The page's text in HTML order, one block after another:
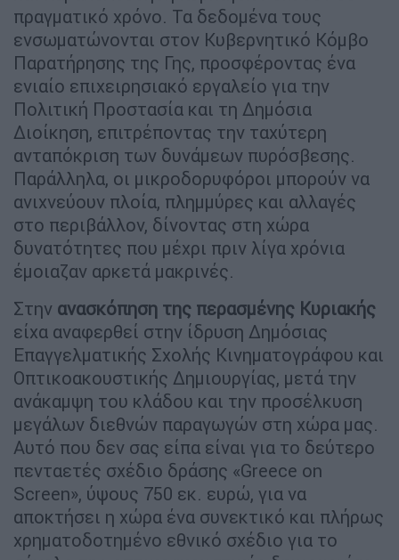
πραγματικό χρόνο. Τα δεδομένα τους
ενσωματώνονται στον Κυβερνητικό Κόμβο
Παρατήρησης της Γης, προσφέροντας ένα
ενιαίο επιχειρησιακό εργαλείο για την
Πολιτική Προστασία και τη Δημόσια
Διοίκηση, επιτρέποντας την ταχύτερη
ανταπόκριση των δυνάμεων πυρόσβεσης.
Παράλληλα, οι μικροδορυφόροι μπορούν να
ανιχνεύουν πλοία, πλημμύρες και αλλαγές
στο περιβάλλον, δίνοντας στη χώρα
δυνατότητες που μέχρι πριν λίγα χρόνια
έμοιαζαν αρκετά μακρινές.
Στην ανασκόπηση της περασμένης Κυριακής
είχα αναφερθεί στην ίδρυση Δημόσιας
Επαγγελματικής Σχολής Κινηματογράφου και
Οπτικοακουστικής Δημιουργίας, μετά την
ανάκαμψη του κλάδου και την προσέλκυση
μεγάλων διεθνών παραγωγών στη χώρα μας.
Αυτό που δεν σας είπα είναι για το δεύτερο
πενταετές σχέδιο δράσης «Greece on
Screen», ύψους 750 εκ. ευρώ, για να
αποκτήσει η χώρα ένα συνεκτικό και πλήρως
χρηματοδοτημένο εθνικό σχέδιο για το